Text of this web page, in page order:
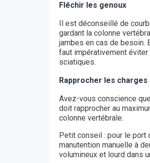
Fléchir les genoux
Il est déconseillé de
gardant la colonne
jambes en cas de besoin.
faut impérativement
sciatiques.
Rapprocher les
Avez-vous conscience
doit rapprocher au
colonne vertébrale.
Petit conseil : pour le port
manutention manuelle à
volumineux et lourd dans